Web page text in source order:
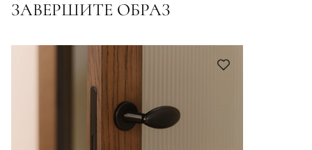
ЗАВЕРШИТЕ ОБРАЗ